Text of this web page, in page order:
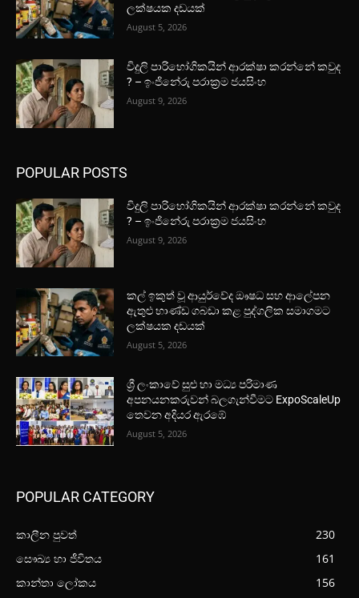
ලක්ෂයක දඩයක්
August 5, 2026
විදුලි පාරිභෝගිකයින් ආරක්ෂා කරන්නේ කවුද
? – ඉංජිනේරු පරාක්‍රම ජයසිංහ
August 9, 2026
POPULAR POSTS
විදුලි පාරිභෝගිකයින් ආරක්ෂා කරන්නේ කවුද
? – ඉංජිනේරු පරාක්‍රම ජයසිංහ
August 9, 2026
කල් ඉකුත් වූ ආයුර්වේද ඖෂධ සහ ආලේපන
ඇතුළු භාණ්ඩ ගබඩා කළ පුද්ගලික සමාගමට
ලක්ෂයක දඩයක්
August 5, 2026
ශ්‍රී ලංකාවේ සුළු හා මධ්‍ය පරිමාණ
අපනයනකරුවන් බලගැන්වීමට ExpoScaleUp
තෙවන අදියර ඇරඹේ
August 5, 2026
POPULAR CATEGORY
කාලීන පුවත්
230
සෞඛ්‍ය හා ජීවිතය
161
කාන්තා ලෝකය
156